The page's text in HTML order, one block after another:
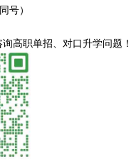
号）
高职单招、对口升学问题 ！